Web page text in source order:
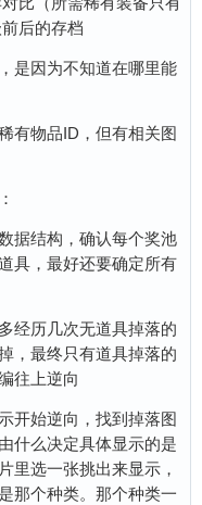
后的存档
是因为不知道在哪里能
有物品ID，但有相关图
据结构，确认每个奖池
具，最好还要确定所有
经历几次无道具掉落的
，最终只有道具掉落的
往上逆向
开始逆向，找到掉落图
什么决定具体显示的是
里选一张挑出来显示，
那个种类。那个种类一